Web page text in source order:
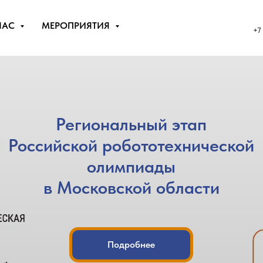
МЕРОПРИЯТИЯ
Региональный этап
Российской робототехнической
олимпиады
в Московской области
Подробнее